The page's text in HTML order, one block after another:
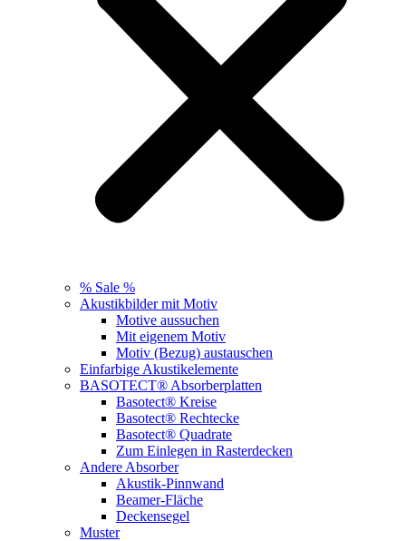
% Sale %
Akustikbilder mit Motiv
Motive aussuchen
Mit eigenem Motiv
Motiv (Bezug) austauschen
Einfarbige Akustikelemente
BASOTECT® Absorberplatten
Basotect® Kreise
Basotect® Rechtecke
Basotect® Quadrate
Zum Einlegen in Rasterdecken
Andere Absorber
Akustik-Pinnwand
Beamer-Fläche
Deckensegel
Muster